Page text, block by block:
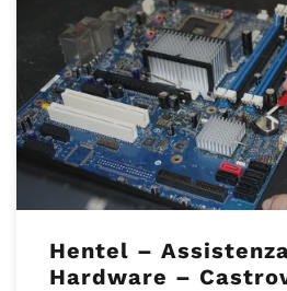
Hentel –
Hardware –